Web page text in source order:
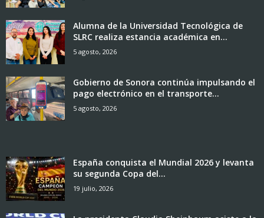
Alumna de la Universidad Tecnológica de
SLRC realiza estancia académica en...
5 agosto, 2026
Gobierno de Sonora continúa impulsando el
pago electrónico en el transporte...
5 agosto, 2026
España conquista el Mundial 2026 y levanta
su segunda Copa del...
19 julio, 2026